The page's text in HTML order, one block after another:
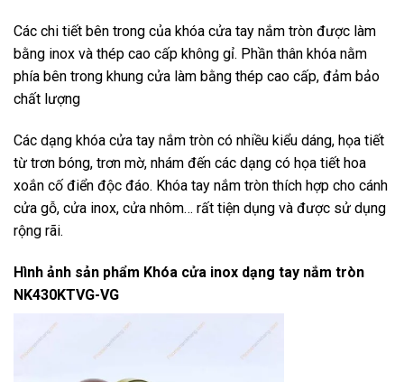
Các chi tiết bên trong của khóa cửa tay nắm tròn được làm
bằng inox và thép cao cấp không gỉ. Phần thân khóa nằm
phía bên trong khung cửa làm bằng thép cao cấp, đảm bảo
chất lượng
Các dạng khóa cửa tay nắm tròn có nhiều kiểu dáng, họa tiết
từ trơn bóng, trơn mờ, nhám đến các dạng có họa tiết hoa
xoắn cố điển độc đáo. Khóa tay nắm tròn thích hợp cho cánh
cửa gỗ, cửa inox, cửa nhôm… rất tiện dụng và được sử dụng
rộng rãi.
Hình ảnh sản phẩm Khóa cửa inox dạng tay nắm tròn
NK430KTVG-VG